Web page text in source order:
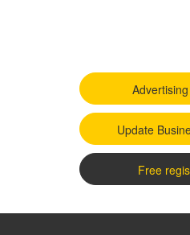
Update
Free